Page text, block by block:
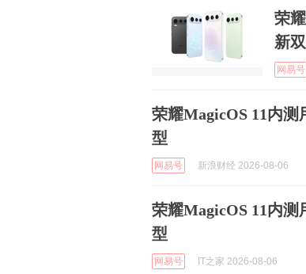
荣
新
网易号
荣耀MagicOS 11内
型
网易号 新浪财经 2026-08-06
荣耀MagicOS 11内
型
网易号 IT之家 2026-08-06